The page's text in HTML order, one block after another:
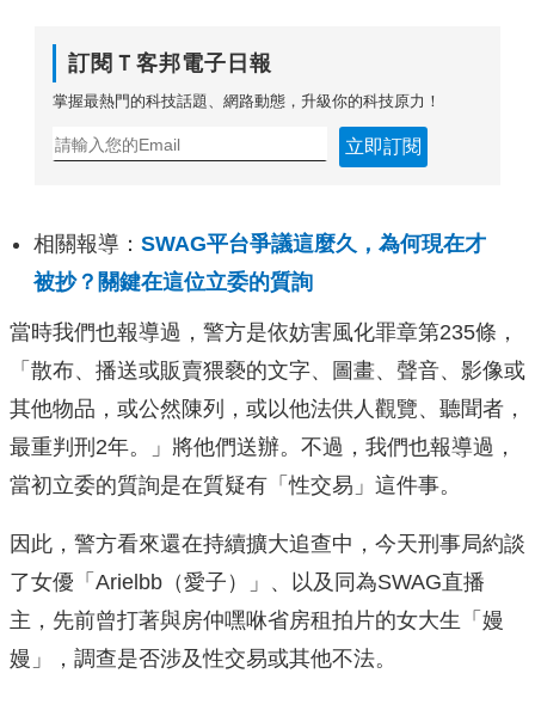
訂閱Ｔ客邦電子日報
掌握最熱門的科技話題、網路動態，升級你的科技原力！
立即訂閱
相關報導： SWAG平台爭議這麼久，為何現在才
被抄？關鍵在這位立委的質詢
當時我們也報導過，警方是依妨害風化罪章第235條，
「散布、播送或販賣猥褻的文字、圖畫、聲音、影像或
其他物品，或公然陳列，或以他法供人觀覽、聽聞者，
最重判刑2年。」將他們送辦。不過，我們也報導過，
當初立委的質詢是在質疑有「性交易」這件事。
因此，警方看來還在持續擴大追查中，今天刑事局約談
了女優「Arielbb（愛子）」、以及同為SWAG直播
主，先前曾打著與房仲嘿咻省房租拍片的女大生「嫚
嫚」，調查是否涉及性交易或其他不法。